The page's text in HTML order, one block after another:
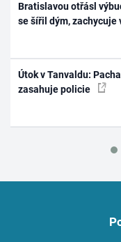
Bratislavou otřásl
se šířil dým, zachycuje
Útok v Tanvaldu:
zasahuje policie